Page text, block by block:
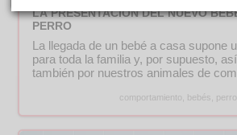
LA PRESENTACIÓN DEL NUEVO
PERRO
La llegada de un bebé a casa supone
para toda la familia y, por supuesto,
también por nuestros animales de
comportamiento, bebés,